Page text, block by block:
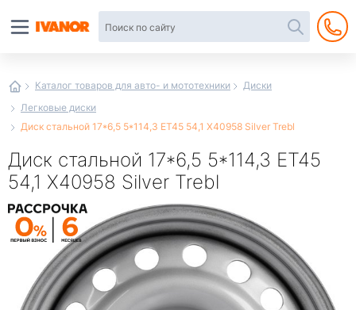
Каталог товаров для авто- и мототехники
Диски
Легковые диски
Диск стальной 17*6,5 5*114,3 ЕТ45 54,1 X40958 Silver Trebl
Диск стальной 17*6,5 5*114,3 ЕТ45
54,1 X40958 Silver Trebl
интернет-